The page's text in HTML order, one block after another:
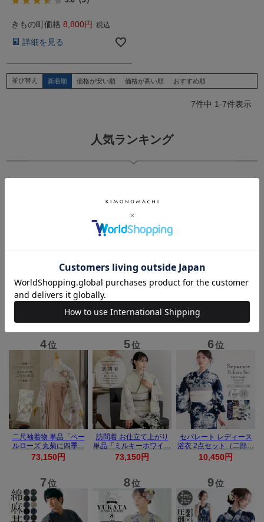
きもの町価格 8,800 税込
詳細を見る
並び替え 新着順 価格が安い順 価格が高い順 おすすめ順
7件中 1-7件表示
人気ランキング